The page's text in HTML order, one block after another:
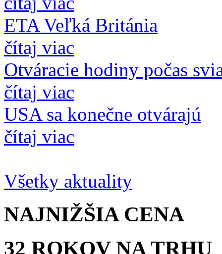
ETA Veľká Británia
čítaj viac
Otváracie hodiny počas
čítaj viac
USA sa konečne otvárajú
čítaj viac
Všetky aktuality
NAJNIŽŠIA CENA
32 ROKOV NA TRHU